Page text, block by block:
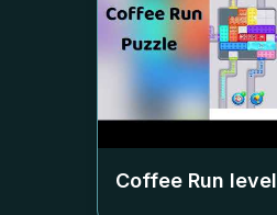
Coffee Run level